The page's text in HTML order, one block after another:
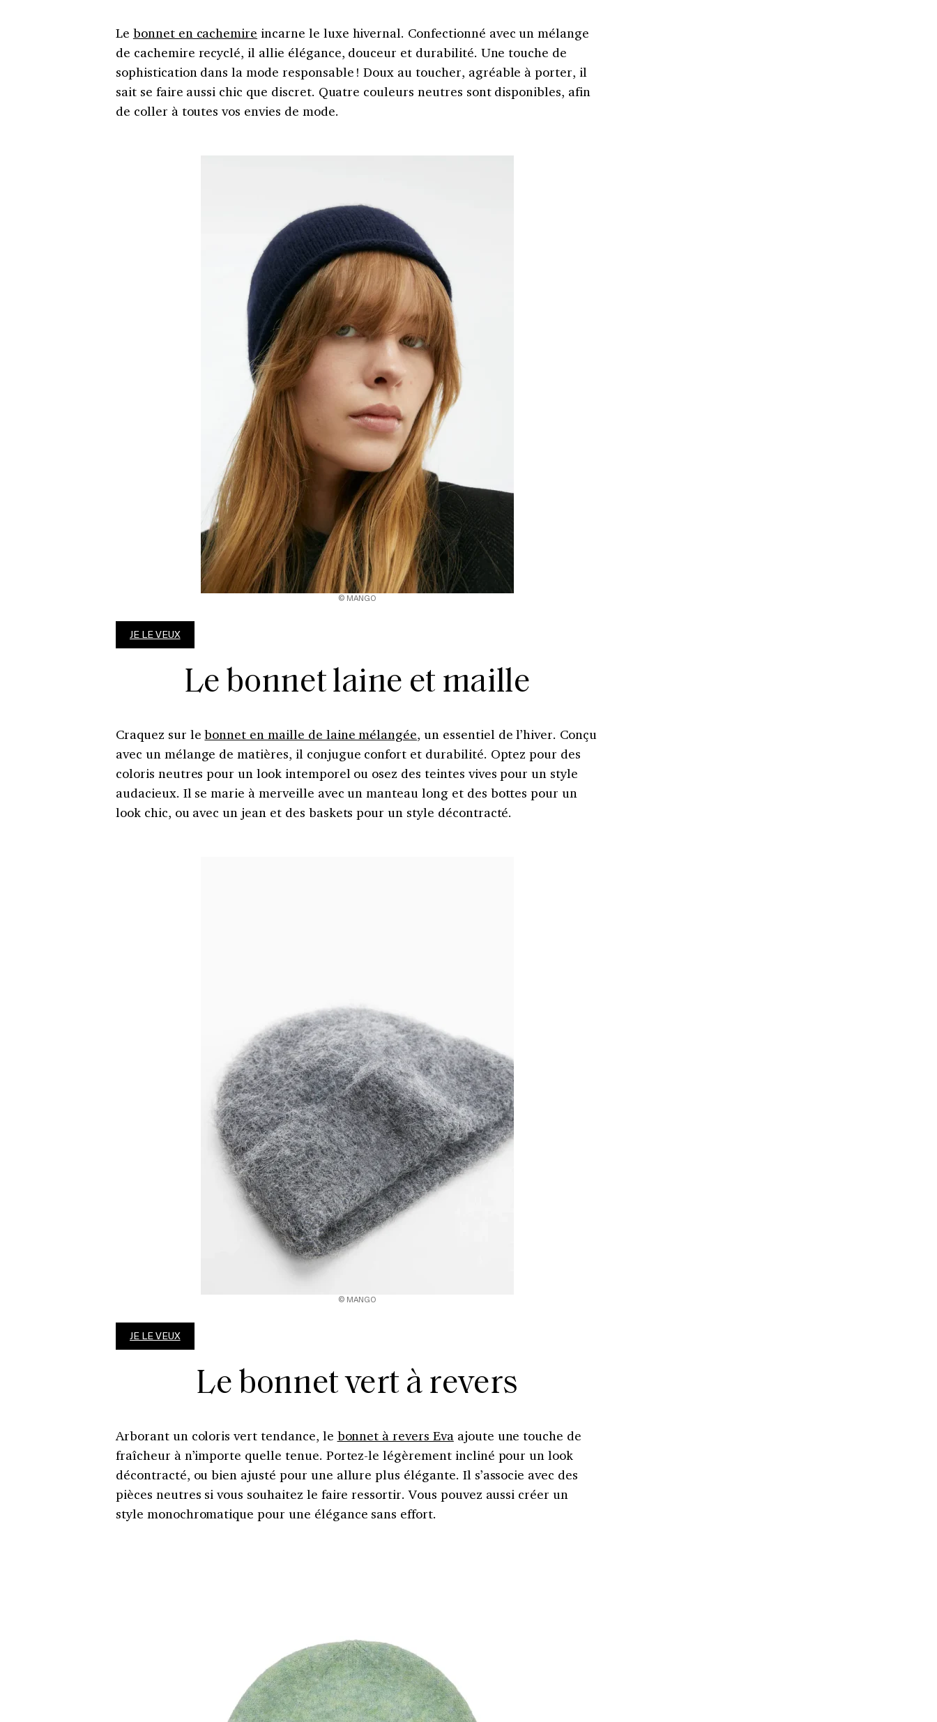
Le bonnet en cachemire incarne le luxe hivernal. Confectionné avec un mélange
de cachemire recyclé, il allie élégance, douceur et durabilité. Une touche de
sophistication dans la mode responsable ! Doux au toucher, agréable à porter, il
sait se faire aussi chic que discret. Quatre couleurs neutres sont disponibles, afin
de coller à toutes vos envies de mode.
© MANGO
JE LE VEUX
Le bonnet laine et maille
Craquez sur lebonnet en maille de laine mélangée, un essentiel de l’hiver. Conçu
avec un mélange de matières, il conjugue confort et durabilité. Optez pour des
coloris neutres pour un look intemporel ou osez des teintes vives pour un style
audacieux. Il se marie à merveille avec un manteau long et des bottes pour un
look chic, ou avec un jean et des baskets pour un style décontracté.
© MANGO
JE LE VEUX
Le bonnet vert à revers
Arborant un coloris vert tendance, le bonnet à revers Evaajoute une touche de
fraîcheur à n’importe quelle tenue. Portez-le légèrement incliné pour un look
décontracté, ou bien ajusté pour une allure plus élégante. Il s’associe avec des
pièces neutres si vous souhaitez le faire ressortir. Vous pouvez aussi créer un
style monochromatique pour une élégance sans effort.